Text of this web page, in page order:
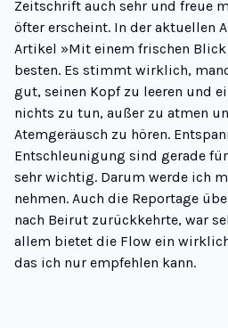
Zeitschrift auch sehr und freue
öfter erscheint. In der aktuellen
Artikel »Mit einem frischen
besten. Es stimmt wirklich,
gut, seinen Kopf zu leeren und
nichts zu tun, außer zu atmen
Atemgeräusch zu hören.
Entschleunigung sind gerade
sehr wichtig. Darum werde ich
nehmen. Auch die Reportage
nach Beirut zurückkehrte, war
allem bietet die Flow ein
das ich nur empfehlen kann.